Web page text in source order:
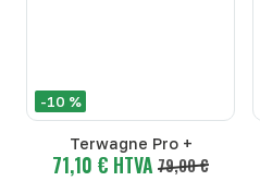
-10 %
Terwagne Pro +
71,10 € HTVA 79,00 €